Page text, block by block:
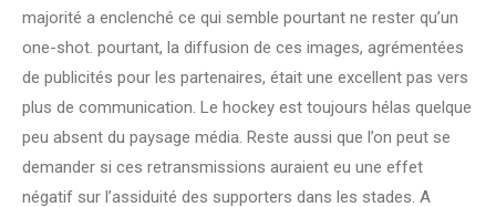
majorité a enclenché ce qui semble pourtant ne rester qu’un
one-shot. pourtant, la diffusion de ces images, agrémentées
de publicités pour les partenaires, était une excellent pas vers
plus de communication. Le hockey est toujours hélas quelque
peu absent du paysage média. Reste aussi que l’on peut se
demander si ces retransmissions auraient eu une effet
négatif sur l’assiduité des supporters dans les stades. A